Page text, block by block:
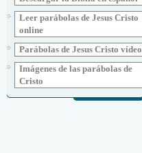
Leer parábolas de Jesus Cristo
online
Parábolas de Jesus Cristo vídeo
Imágenes de las parábolas de
Cristo